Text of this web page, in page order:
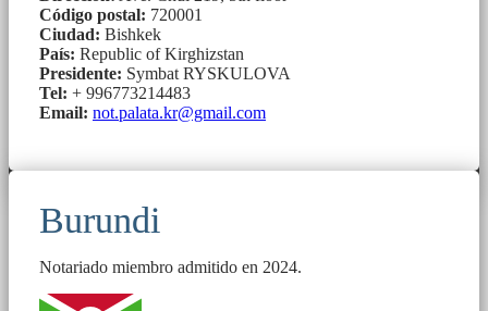
Código postal: 720001
Ciudad: Bishkek
País: Republic of Kirghizstan
Presidente: Symbat RYSKULOVA
Tel: + 996773214483
Email: not.palata.kr@gmail.com
Burundi
Notariado miembro admitido en 2024.